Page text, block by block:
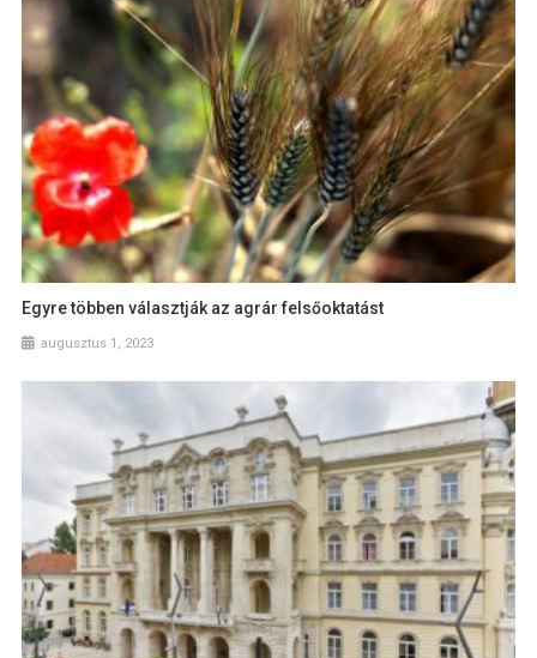
Egyre többen választják az agrár felsőoktatást
augusztus 1, 2023